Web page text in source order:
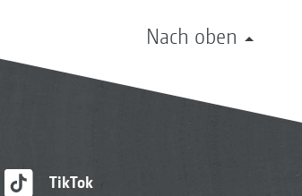
Nach oben
TikTok